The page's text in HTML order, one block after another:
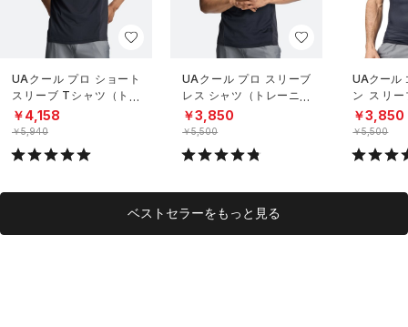
UAクール プロ ショート
スリーブ Tシャツ（トレ
ーニング/MEN）
￥4,158
￥5,940
UAクール プロ スリーブ
レス シャツ（トレーニン
グ/MEN）
￥3,850
￥5,500
UAクール
ン スリ
（トレー
￥3,850
￥5,500
ベストセラーをもっと見る